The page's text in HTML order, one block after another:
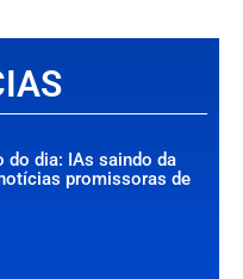
do dia: IAs saindo da
promissoras de